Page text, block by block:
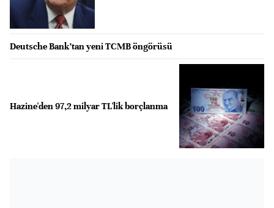
Deutsche Bank’tan yeni TCMB öngörüsü
Hazine'den 97,2 milyar TL'lik borçlanma